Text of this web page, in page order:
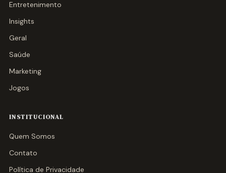
Entretenimento
Insights
Geral
Saúde
Marketing
Jogos
INSTITUCIONAL
Quem Somos
Contato
Política de Privacidade